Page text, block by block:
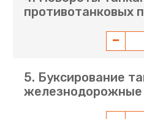
противотанковых
5. Буксирование